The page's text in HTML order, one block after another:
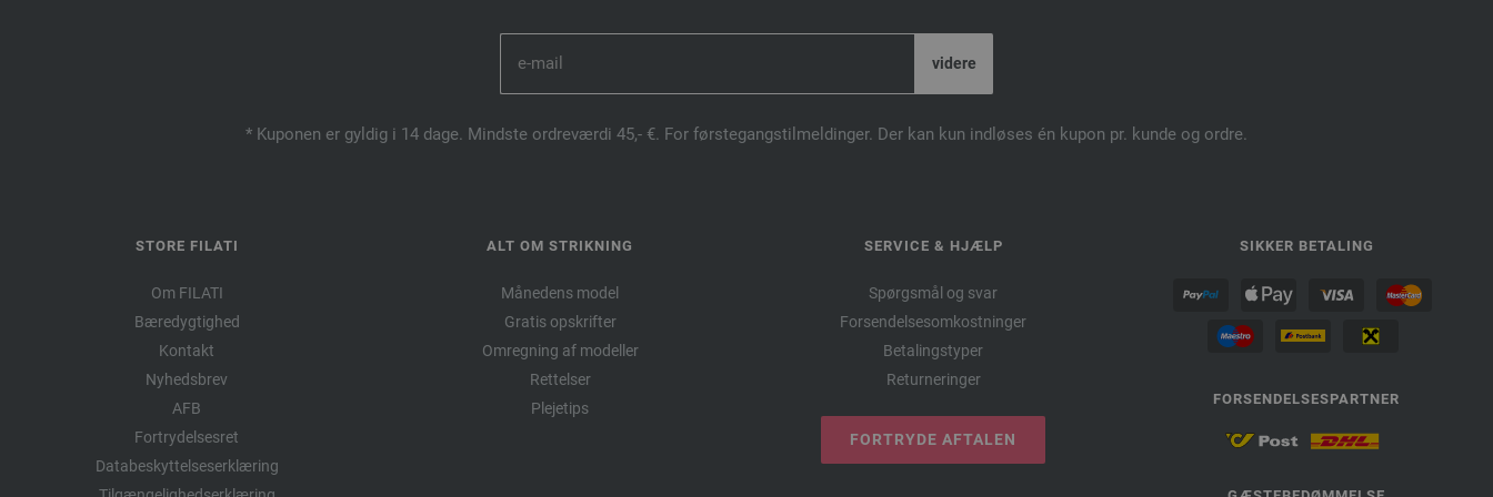
* Kuponen er gyldig i 14 dage. Mindste ordreværdi 45,- €. For førstegangstilmeldinger. Der kan kun indløses én kupon pr. kunde og ordre.
STORE FILATI
Om FILATI
Bæredygtighed
Kontakt
Nyhedsbrev
AFB
Fortrydelsesret
Databeskyttelseserklæring
ALT OM STRIKNING
Månedens model
Gratis opskrifter
Omregning af modeller
Rettelser
Plejetips
SERVICE & HJÆLP
Spørgsmål og svar
Forsendelsesomkostninger
Betalingstyper
Returneringer
FORTRYDE AFTALEN
SIKKER BETALING
FORSENDELSESPARTNER